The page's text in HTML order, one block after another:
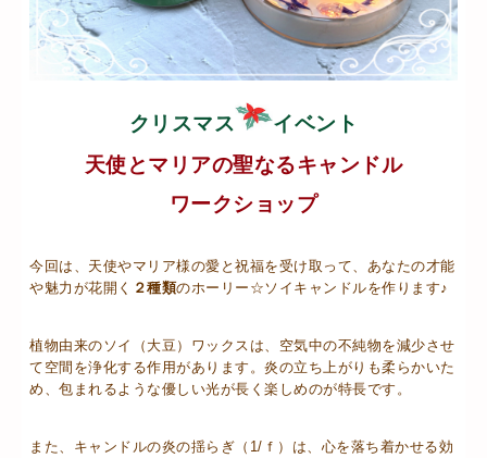
クリスマス
イベント
天使とマリアの聖なるキャンドル
ワークショップ
今回は、天使やマリア様の愛と祝福を受け取って、あなたの才能
や魅力が花開く ２種類のホーリー☆ソイキャンドルを作ります♪
植物由来のソイ（大豆）ワックスは、空気中の不純物を減少させ
て空間を浄化する作用があります。炎の立ち上がりも柔らかいた
め、包まれるような優しい光が長く楽しめのが特長です。
また、キャンドルの炎の揺らぎ（1/ｆ）は、心を落ち着かせる効